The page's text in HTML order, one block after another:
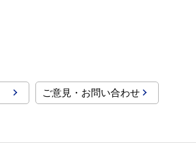
ご意見・お問い合わせ